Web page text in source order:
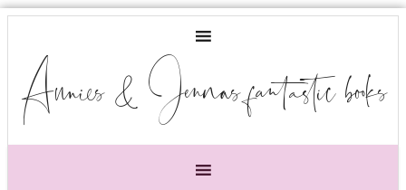
Annies & Jennas fantastic books